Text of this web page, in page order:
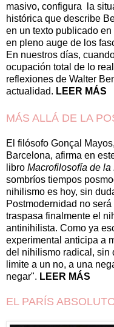
masivo, configura la
histórica que describe
en un texto publicado en
en pleno auge de los
En nuestros días,
ocupación total de lo
reflexio­nes de Walter
actualidad. LEER MÁS
MÁS ALLÁ DE LA
El filósofo Gonçal
Barcelona, afirma en
libro Macrofilosofía de la
sombríos tiempos
nihilismo es hoy, sin
Postmodernidad no
traspasa finalmente el
antinihilista. Como ya
experimental anticipa a
del nihilismo radical, sin
limite a un no, a una
negar". LEER MÁS
EL PARÍS